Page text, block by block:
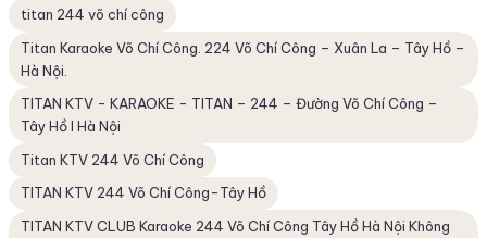
titan 244 võ chí công
Titan Karaoke Võ Chí Công. 224 Võ Chí Công – Xuân La – Tây Hồ –
Hà Nội.
TITAN KTV - KARAOKE - TITAN – 244 – Đường Võ Chí Công –
Tây Hồ I Hà Nội
Titan KTV 244 Võ Chí Công
TITAN KTV 244 Võ Chí Công-Tây Hồ
TITAN KTV CLUB Karaoke 244 Võ Chí Công Tây Hồ Hà Nội Không